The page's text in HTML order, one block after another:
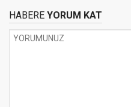
HABERE YORUM KAT